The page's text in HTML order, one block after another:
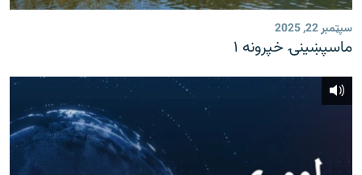
سپټمبر 22, 2025
ماسپښينۍ خپرونه ۱